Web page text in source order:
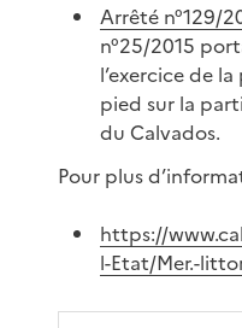
Arrêté n°129/
n°25/2015
l’exercice de
pied sur la
du Calvados.
Pour plus
https://
l-Etat/Mer.-